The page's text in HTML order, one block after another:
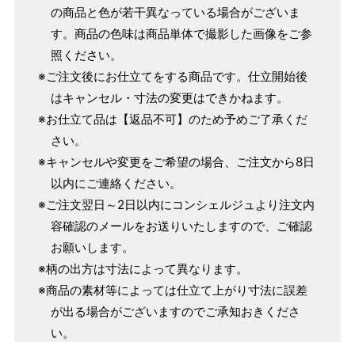
MW ～100cm
4尺3寸
～165cm
4尺3寸5分
LW ～105cm
4尺4寸
LL ～170cm ～98cm
1 寸法は鯨尺（くじらじゃく）寸法です。もともと鯨のひげ
で作られた道具で測っていたので鯨尺と言います。
単位：１尺＝約38cm １寸＝約3.8cm １分＝約0.38cm
2 鯨尺寸法となりますので上表の cm はおおよその長さとな
ります。
3 反物の巾により表記の裄のサイズが出ない場合がございま
の商品と色が若干異なっている場合がございま
す。商品の色味は商品単体で撮影した画像をご参
照ください。
※ご注文後にお仕立てをする商品です。仕立開始後
はキャンセル・寸法の変更はできかねます。
※お仕立て品は【返品不可】のため予めご了承くだ
さい。
※キャンセルや変更をご希望の場合、ご注文から8日
以内にご連絡ください。
※ご注文翌日～2日以内にコンシェルジュより注文内
容確認のメールをお送りいたしますので、ご確認
お願いします。
※柄の出方は寸法によって異なります。
※商品の素材等によっては仕立て上がり寸法に誤差
が出る場合がございますのでご承知おきくださ
い。